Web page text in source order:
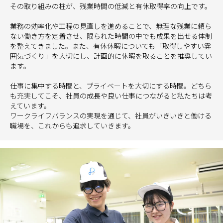
その取り組みの柱が、残業時間の低減と有休取得率の向上です。
業務の効率化や工程の見直しを進めることで、無理な残業に頼ら
ない働き方を定着させ、限られた時間の中でも成果を出せる体制
を整えてきました。また、有休休暇についても「取得しやすい雰
囲気づくり」を大切にし、計画的に休暇を取ることを推奨してい
ます。
仕事に集中する時間と、プライベートを大切にする時間。どちら
も充実してこそ、社員の成長や良い仕事につながると私たちは考
えています。
ワークライフバランスの実現を通じて、社員がいきいきと働ける
職場を、これからも追求していきます。